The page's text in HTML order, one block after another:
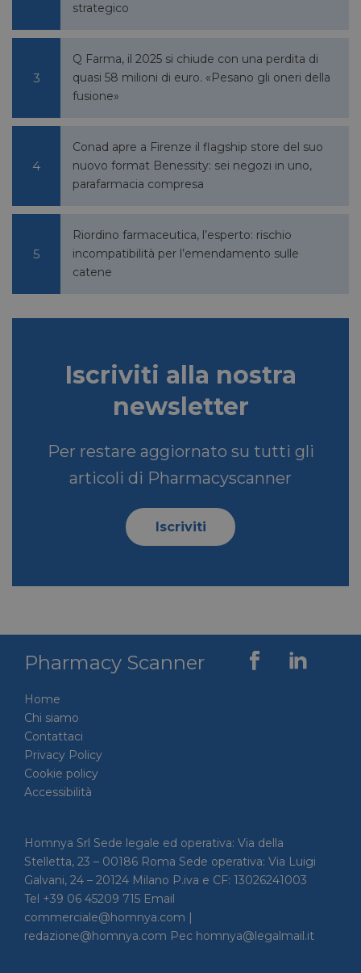
strategico
Q Farma, il 2025 si chiude con una perdita di
quasi 58 milioni di euro. «Pesano gli oneri della
fusione»
Conad apre a Firenze il flagship store del suo
nuovo format Benessity: sei negozi in uno,
parafarmacia compresa
Riordino farmaceutica, l’esperto: rischio
incompatibilità per l’emendamento sulle
catene
Iscriviti alla nostra
newsletter
Per restare aggiornato su tutti gli
articoli di Pharmacyscanner
Iscriviti
Pharmacy Scanner
Home
Chi siamo
Contattaci
Privacy Policy
Cookie policy
Accessibilità
Homnya Srl Sede legale ed operativa: Via della
Stelletta, 23 – 00186 Roma Sede operativa: Via Luigi
Galvani, 24 – 20124 Milano P.iva e CF: 13026241003
Tel +39 06 45209 715 Email
commerciale@homnya.com |
redazione@homnya.com Pec homnya@legalmail.it